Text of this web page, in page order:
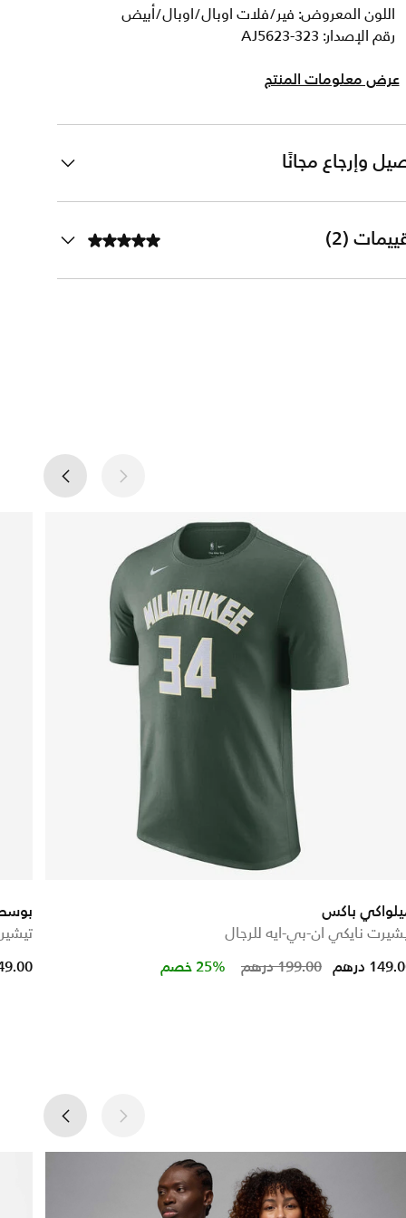
اللون المعروض: فير/فلات اوبال/اوبال/أبيض
رقم الإصدار: AJ5623-323
عرض معلومات المنتج
وإرجاع مجانًا
(2)
باكس
نايكي ان-بي-ايه للرجال
Price reduced199.00 درهم to درهم 25% خصم
549.00